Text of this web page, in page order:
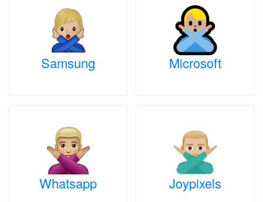
Samsung Microsoft
Whatsapp Joypixels